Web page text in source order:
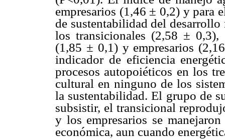
empresarios (1,46 ± 0,2) y para
de sustentabilidad del
los transicionales (2,58 ± 0,3),
(1,85 ± 0,1) y empresarios
indicador de eficiencia
procesos autopoiéticos en los
cultural en ninguno de los
la sustentabilidad. El grupo de
subsistir, el transicional
y los empresarios se
económica, aun cuando